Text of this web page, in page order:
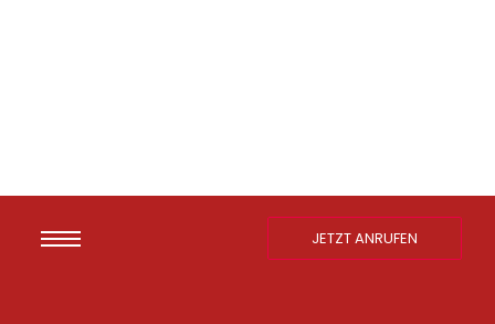
JETZT ANRUFEN